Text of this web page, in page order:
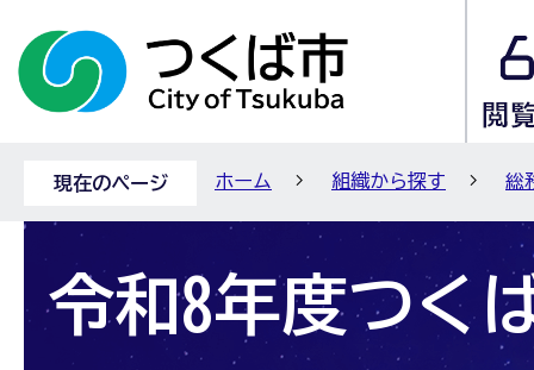
現在のページ ホーム 組織から探す 総
令和8年度つく